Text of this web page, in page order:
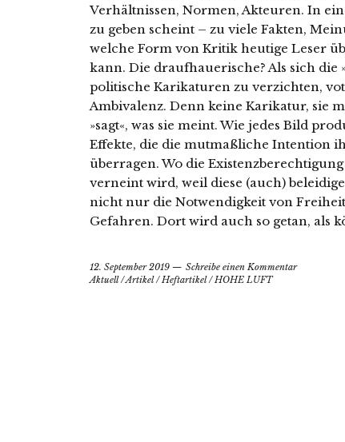
Verhältnissen, Normen, Akteuren. In
zu geben scheint – zu viele Fakten,
welche Form von Kritik heutige Leser
kann. Die draufhauerische? Als sich die
politische Karikaturen zu verzichten,
Ambivalenz. Denn keine Karikatur, sie
»sagt«, was sie meint. Wie jedes Bild
Effekte, die die mutmaßliche Intention
überragen. Wo die
verneint wird, weil diese (auch)
nicht nur die Notwendigkeit von
Gefahren. Dort wird auch so getan, als
12. September 2019
Schreibe einen Kommentar
Aktuell/Artikel/Heftartikel/HOHE LUFT